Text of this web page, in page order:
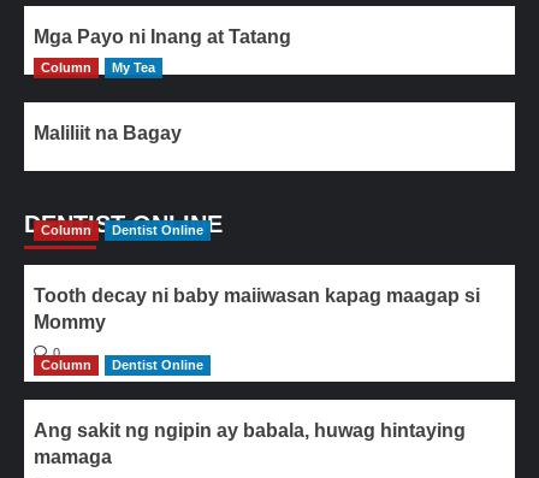
Mga Payo ni Inang at Tatang
Column My Tea
Maliliit na Bagay
DENTIST ONLINE
Column Dentist Online
Tooth decay ni baby maiiwasan kapag maagap si
Mommy
0
Column
Dentist Online
Ang sakit ng ngipin ay babala, huwag hintaying
mamaga